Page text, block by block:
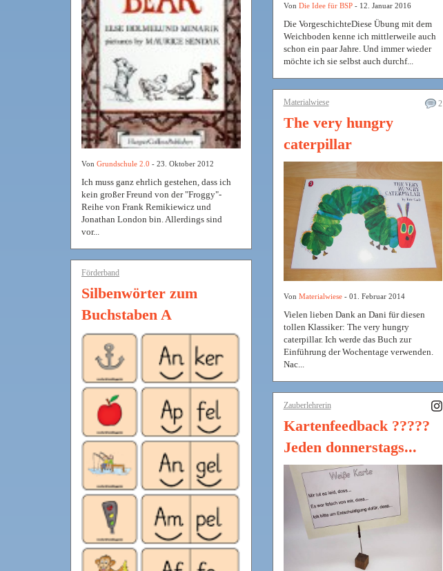
Von Grundschule 2.0 - 23. Oktober 2012
Ich muss ganz ehrlich gestehen, dass ich
kein großer Freund von der "Froggy"-
Reihe von Frank Remikiewicz und
Jonathan London bin. Allerdings sind
vor...
Förderband
Silbenwörter zum
Buchstaben A
Von Die Idee für BSP- 12. Januar 2016
Die VorgeschichteDiese Übung mit dem
Weichboden kenne ich mittlerweile auch
schon ein paar Jahre. Und immer wieder
möchte ich sie selbst auch durchf...
2
Materialwiese
The very hungry
caterpillar
Von Materialwiese- 01. Februar 2014
Vielen lieben Dank an Dani für diesen
tollen Klassiker: The very hungry
caterpillar. Ich werde das Buch zur
Einführung der Wochentage verwenden.
Nac...
Zauberlehrerin
Kartenfeedback ?????
Jeden donnerstags...